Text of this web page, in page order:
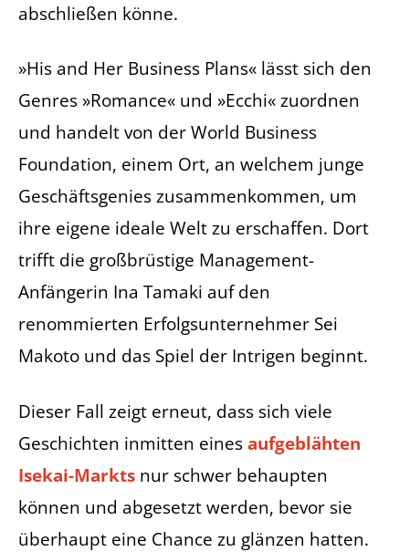
abschließen könne.
»His and Her Business Plans« lässt sich den
Genres »Romance« und »Ecchi« zuordnen
und handelt von der World Business
Foundation, einem Ort, an welchem junge
Geschäftsgenies zusammenkommen, um
ihre eigene ideale Welt zu erschaffen. Dort
trifft die großbrüstige Management-
Anfängerin Ina Tamaki auf den
renommierten Erfolgsunternehmer Sei
Makoto und das Spiel der Intrigen beginnt.
Dieser Fall zeigt erneut, dass sich viele
Geschichten inmitten einesaufgeblähten
Isekai-Markts nur schwer behaupten
können und abgesetzt werden, bevor sie
überhaupt eine Chance zu glänzen hatten.